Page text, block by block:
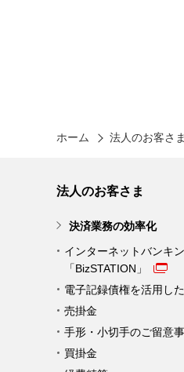
ホーム 法人のお客さま
法人のお客さま
決済業務の効率化
インターネットバンキ
「BizSTATION」
電子記録債権を活用し
売掛金
手形・小切手のご留意
買掛金